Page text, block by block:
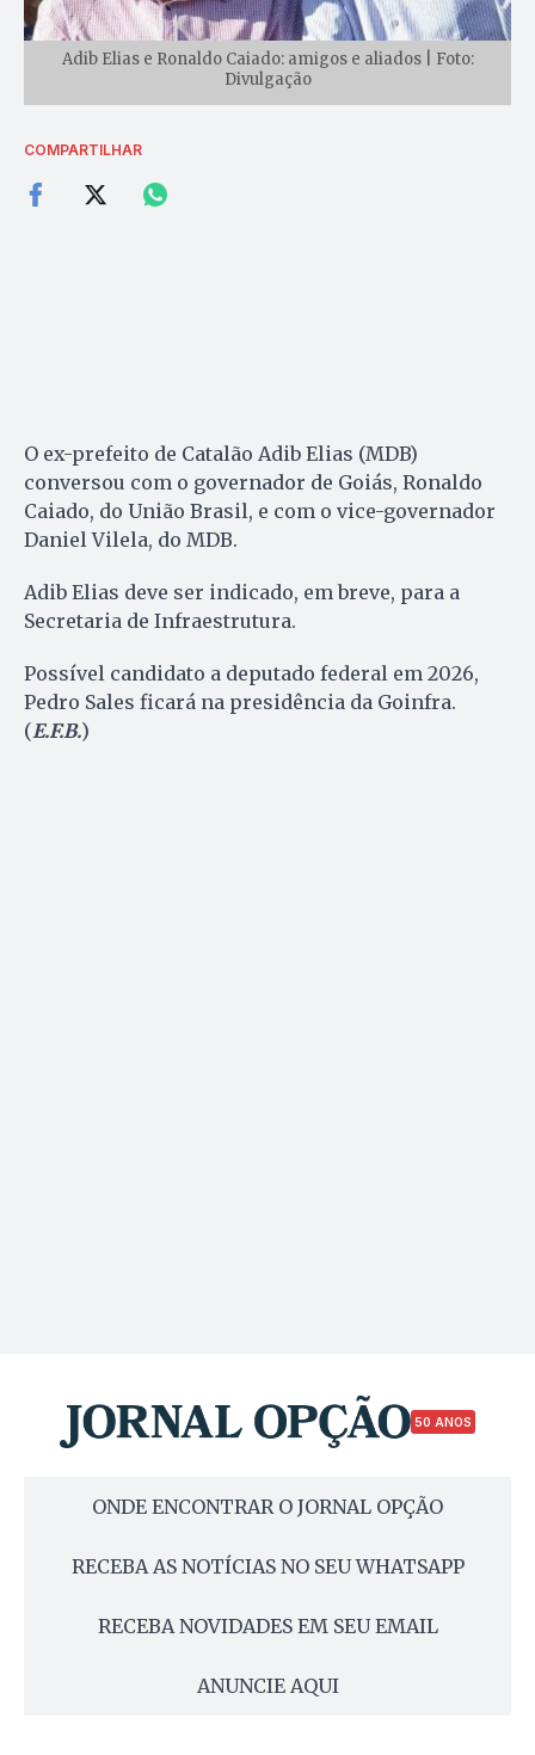
Adib Elias e Ronaldo Caiado: amigos e aliados | Foto:
Divulgação
COMPARTILHAR
O ex-prefeito de Catalão Adib Elias (MDB)
conversou com o governador de Goiás, Ronaldo
Caiado, do União Brasil, e com o vice-governador
Daniel Vilela, do MDB.
Adib Elias deve ser indicado, em breve, para a
Secretaria de Infraestrutura.
Possível candidato a deputado federal em 2026,
Pedro Sales ficará na presidência da Goinfra.
(E.F.B.)
50 ANOS
ONDE ENCONTRAR O JORNAL OPÇÃO
RECEBA AS NOTÍCIAS NO SEU WHATSAPP
RECEBA NOVIDADES EM SEU EMAIL
ANUNCIE AQUI